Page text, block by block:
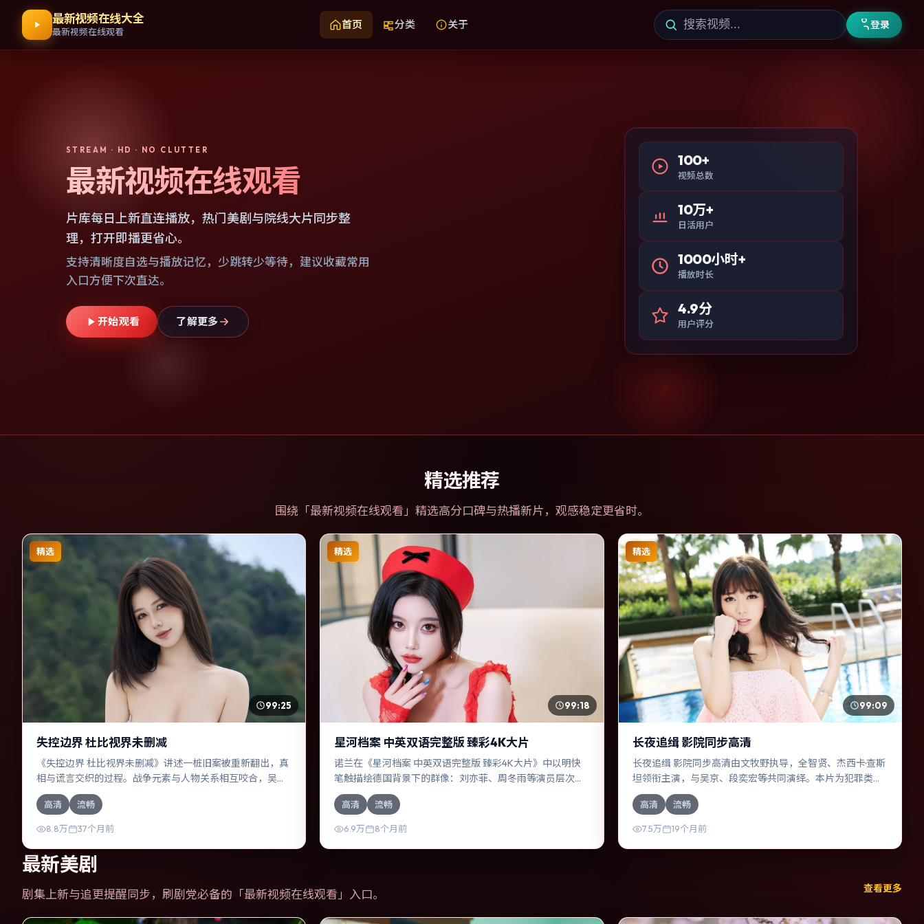
最新视频在线大全
最新视频在线观看
首页 分类 关于 登录
STREAM · HD · NO CLUTTER
最新视频在线观看
片库每日上新直连播放，热门美剧与院线大片同步整
理，打开即播更省心。
支持清晰度自选与播放记忆，少跳转少等待，建议收藏常用
入口方便下次直达。
开始观看 了解更多
100+
视频总数
10万+
日活用户
1000小时+
播放时长
4.9分
用户评分
精选推荐
围绕「最新视频在线观看 」精选高分口碑与热播新片，观感稳定更省时。
精选
99:25
失控边界 杜比视界未删减
《失控边界 杜比视界未删减》讲述一桩旧案被重新翻出，真
相与谎言交织的过程。战争元素与人物关系相互咬合，吴
京、赞达亚的对手戏尤为出彩。导演管虎善于在长镜头中积
蓄张力，本片亦在俄罗斯实地取景，增强真实质感。
高清 流畅
8.8万 37个月前
精选
99:18
星河档案 中英双语完整版 臻彩4K大片
诺兰在《星河档案 中英双语完整版 臻彩4K大片》中以明快
笔触描绘德国背景下的群像：刘亦菲、周冬雨等演员层次丰
富。作为一部科幻作品，故事从日常裂缝切入，逐步推向不
可逆转的结局；视听语言统一，情感落点克制有力。
高清 流畅
6.9万 8个月前
精选
99:09
长夜追缉 影院同步高清
长夜追缉 影院同步高清由文牧野执导，全智贤、杰西卡·查斯
坦领衔主演，与吴京、段奕宏等共同演绎。本片为犯罪类
型，主要班底与取景来自法国。时间循环困住主角，每一次
醒来规则都在改变。影片整体气质温暖，节奏紧凑，人物动
机清晰，适合喜欢强情节与细腻表演的观众。
高清 流畅
7.5万 19个月前
最新美剧
剧集上新与追更提醒同步，刷剧党必备的「最新视频在线观看 」入口。 查看更多